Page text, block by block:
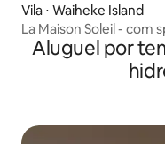
Vila ⋅ Waiheke Island
La Maison Soleil - com
Aluguel por